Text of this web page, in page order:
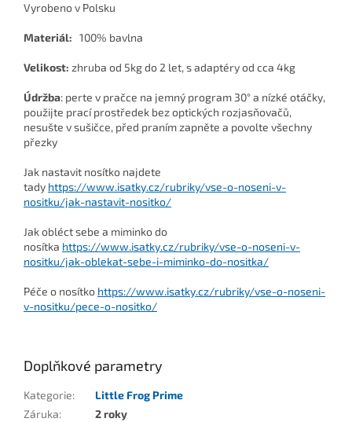
Vyrobeno v Polsku
Materiál: 100% bavlna
Velikost: zhruba od 5kg do 2 let, s adaptéry od cca 4kg
Údržba: perte v pračce na jemný program 30° a nízké otáčky,
použijte prací prostředek bez optických rozjasňovačů,
nesušte v sušičce, před praním zapněte a povolte všechny
přezky
Jak nastavit nosítko najdete
tady https://www.isatky.cz/rubriky/vse-o-noseni-v-
nositku/jak-nastavit-nositko/
Jak obléct sebe a miminko do
nosítka https://www.isatky.cz/rubriky/vse-o-noseni-v-
nositku/jak-oblekat-sebe-i-miminko-do-nositka/
Péče o nosítko https://www.isatky.cz/rubriky/vse-o-noseni-
v-nositku/pece-o-nositko/
Doplňkové parametry
Kategorie:
Little Frog Prime
Záruka:
2 roky